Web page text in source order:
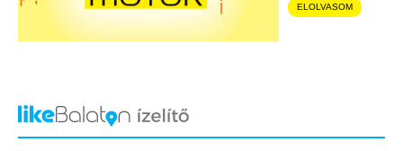
ELOLVASOM